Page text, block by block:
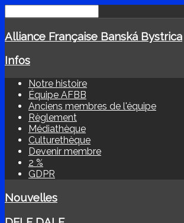
Alliance Française Banská Bystrica
Infos
Notre histoire
Équipe AFBB
Anciens membres de l'équipe
Règlement
Médiathèque
Culturethèque
Devenir membre
2 %
GDPR
Nouvelles